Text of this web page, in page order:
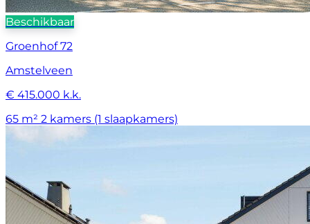
Beschikbaar
Groenhof 72
Amstelveen
€ 415.000 k.k.
65 m² 2 kamers (1 slaapkamers)